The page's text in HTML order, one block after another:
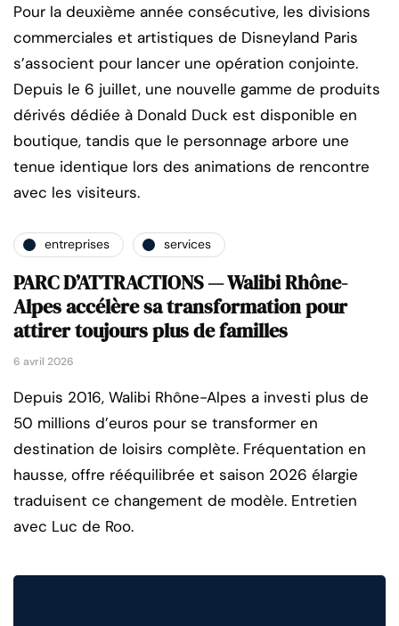
Pour la deuxième année consécutive, les divisions
commerciales et artistiques de Disneyland Paris
s’associent pour lancer une opération conjointe.
Depuis le 6 juillet, une nouvelle gamme de produits
dérivés dédiée à Donald Duck est disponible en
boutique, tandis que le personnage arbore une
tenue identique lors des animations de rencontre
avec les visiteurs.
entreprises services
PARC D’ATTRACTIONS — Walibi Rhône-
Alpes accélère sa transformation pour
attirer toujours plus de familles
6 avril 2026
Depuis 2016, Walibi Rhône-Alpes a investi plus de
50 millions d’euros pour se transformer en
destination de loisirs complète. Fréquentation en
hausse, offre rééquilibrée et saison 2026 élargie
traduisent ce changement de modèle. Entretien
avec Luc de Roo.